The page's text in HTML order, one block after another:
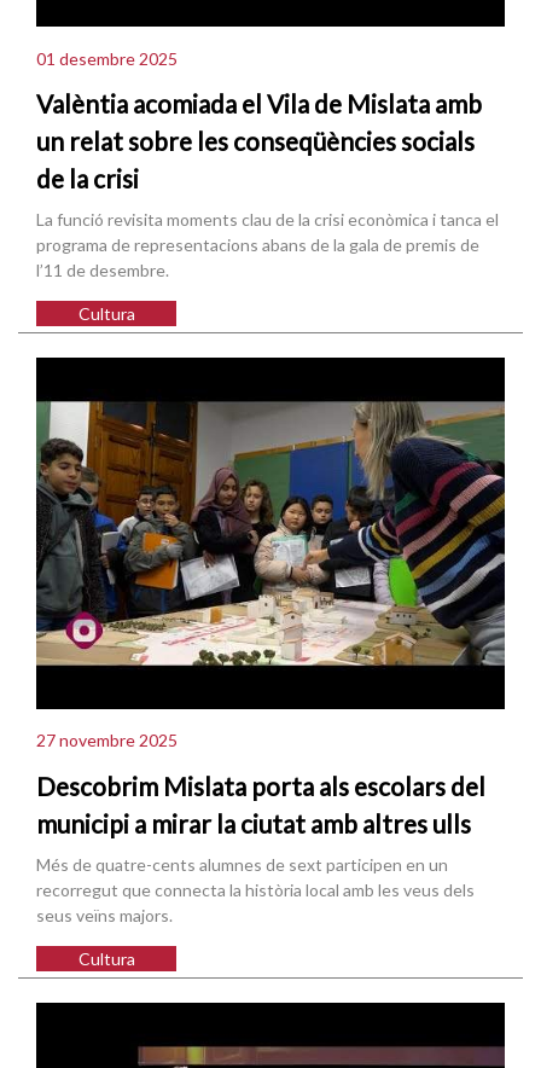
01 desembre 2025
Valèntia acomiada el Vila de Mislata amb
un relat sobre les conseqüències socials
de la crisi
La funció revisita moments clau de la crisi econòmica i tanca el
programa de representacions abans de la gala de premis de
l’11 de desembre.
Cultura
27 novembre 2025
Descobrim Mislata porta als escolars del
municipi a mirar la ciutat amb altres ulls
Més de quatre-cents alumnes de sext participen en un
recorregut que connecta la història local amb les veus dels
seus veïns majors.
Cultura